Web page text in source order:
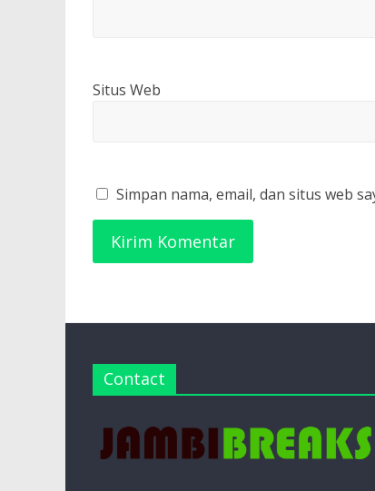
Situs Web
Simpan nama, email, dan situs web
Contact